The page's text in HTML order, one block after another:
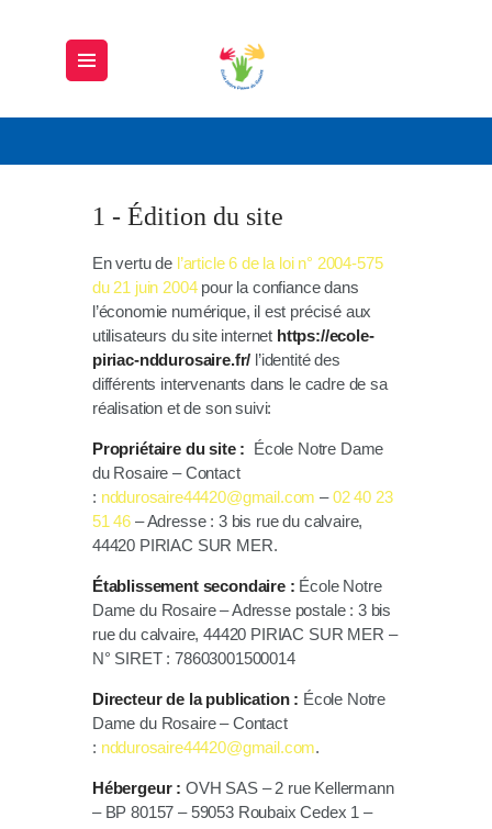
ECOLE NOTRE DAME DU ROSAIRE
Ecole Notre Dame du Rosaire
LA PÉDAGOGIE
LA VIE À L’ÉCOLE
NOUS CONTACTER
1 - Édition du site
En vertu de l’article 6 de la loi n° 2004-575
du 21 juin 2004pour la confiance dans
l’économie numérique, il est précisé aux
utilisateurs du site internet https://ecole-
piriac-nddurosaire.fr/ l’identité des
différents intervenants dans le cadre de sa
réalisation et de son suivi:
Propriétaire du site : École Notre Dame
du Rosaire – Contact
: nddurosaire44420@gmail.com –02 40 23
51 46 – Adresse : 3 bis rue du calvaire,
44420 PIRIAC SUR MER.
Établissement secondaire : École Notre
Dame du Rosaire– Adresse postale : 3 bis
rue du calvaire, 44420 PIRIAC SUR MER –
N° SIRET : 78603001500014
Directeur de la publication : École Notre
Dame du Rosaire– Contact
: nddurosaire44420@gmail.com.
Hébergeur : OVH SAS – 2 rue Kellermann
– BP 80157 – 59053 Roubaix Cedex 1 –